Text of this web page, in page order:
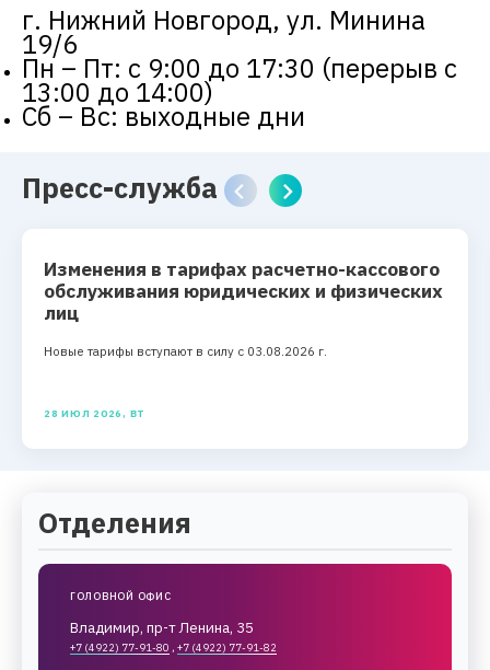
г. Нижний Новгород, ул. Минина
19/6
Пн – Пт: с 9:00 до 17:30 (перерыв с
13:00 до 14:00)
Сб – Вс: выходные дни
Пресс-служба
Изменения в тарифах расчетно-кассового
обслуживания юридических и физических
лиц
Новые тарифы вступают в силу с 03.08.2026 г.
28 ИЮЛ 2026, ВТ
Отделения
ГОЛОВНОЙ ОФИС
Владимир, пр-т Ленина, 35
+7 (4922) 77-91-80 , +7 (4922) 77-91-82